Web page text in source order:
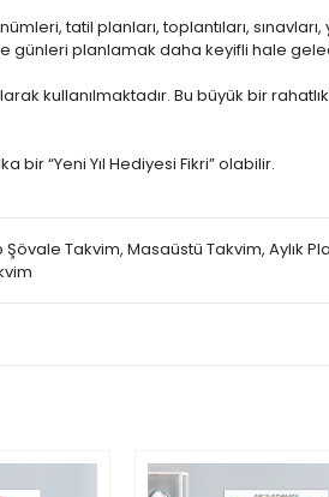
tatil planları, toplantıları,
günleri planlamak daha keyifli hale
kullanılmaktadır. Bu büyük bir
“Yeni Yıl Hediyesi Fikri” olabilir.
Takvim, Masaüstü Takvim, Aylık